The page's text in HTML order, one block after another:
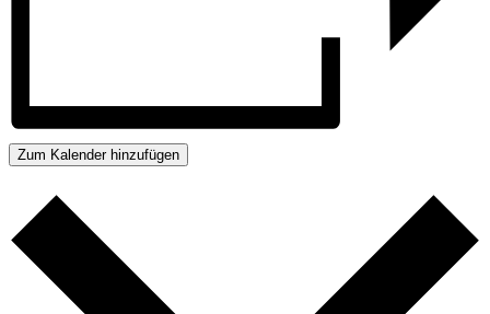
Zum Kalender hinzufügen